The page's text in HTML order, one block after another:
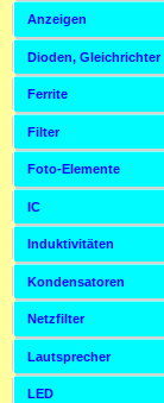
Anzeigen
Dioden, Gleichrichter
Ferrite
Filter
Foto-Elemente
IC
Induktivitäten
Kondensatoren
Netzfilter
Lautsprecher
LED